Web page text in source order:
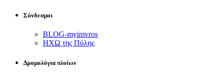
Σύνδεσμοι
BLOG-myimvros
ΗΧΩ της Πόλης
Δρομολόγια πλοίων